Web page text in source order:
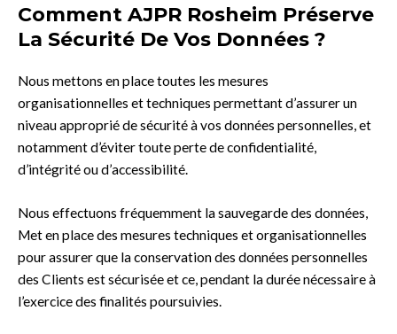
Comment AJPR Rosheim Préserve
La Sécurité De Vos Données ?
Nous mettons en place toutes les mesures
organisationnelles et techniques permettant d’assurer un
niveau approprié de sécurité à vos données personnelles, et
notamment d’éviter toute perte de confidentialité,
d’intégrité ou d’accessibilité.
Nous effectuons fréquemment la sauvegarde des données,
Met en place des mesures techniques et organisationnelles
pour assurer que la conservation des données personnelles
des Clients est sécurisée et ce, pendant la durée nécessaire à
l’exercice des finalités poursuivies.